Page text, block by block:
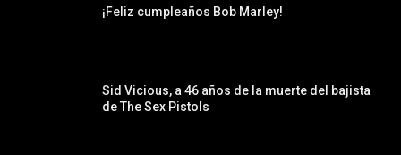
¡Feliz cumpleaños Bob Marley!
Sid Vicious, a 46 años de la muerte del bajista
de The Sex Pistols